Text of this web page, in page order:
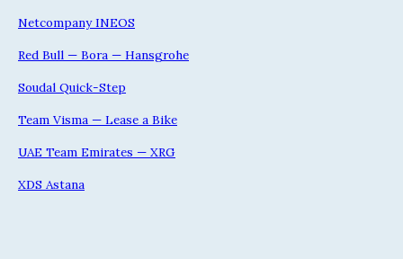
Netcompany INEOS
Red Bull — Bora — Hansgrohe
Soudal Quick-Step
Team Visma — Lease a Bike
UAE Team Emirates — XRG
XDS Astana